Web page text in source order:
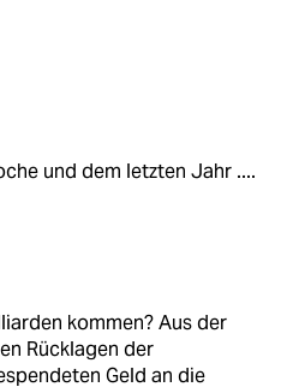
und dem letzten Jahr ....
kommen? Aus der
Rücklagen der
Geld an die